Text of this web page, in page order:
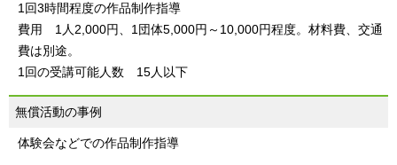
1回3時間程度の作品制作指導
費用 1人2,000円、1団体5,000円～10,000円程度。材料費、交通
費は別途。
1回の受講可能人数 15人以下
無償活動の事例
体験会などでの作品制作指導